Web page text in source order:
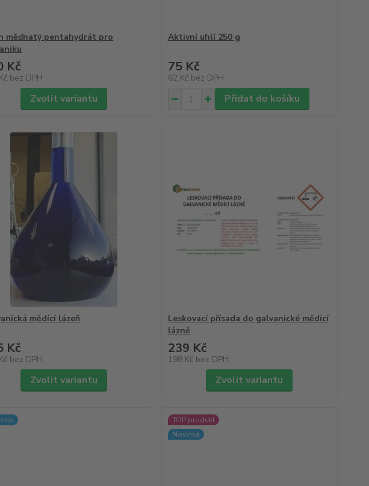
měďnatý pentahydrát pro
Kč
bez DPH
Zvolit variantu
Aktivní uhlí 250 g
75 Kč
62 Kč bez DPH
Přidat do košíku
mědící lázeň
Kč
bez DPH
Zvolit variantu
Leskovací přísada do galvanické mědící
lázně
239 Kč
198 Kč bez DPH
Zvolit variantu
TOP produkt
Novinka